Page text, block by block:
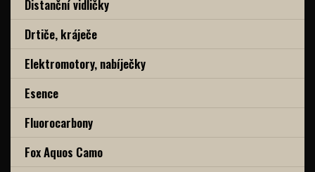
Distanční vidličky
Drtiče, kráječe
Elektromotory, nabíječky
Esence
Fluorocarbony
Fox Aquos Camo